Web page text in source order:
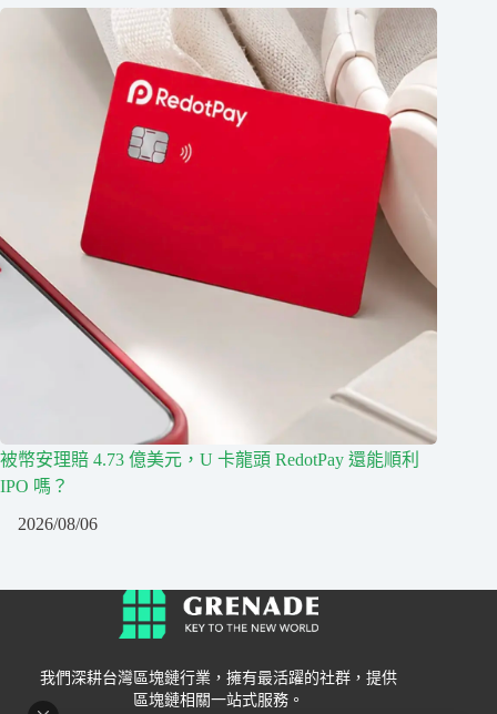
被幣安理賠 4.73 億美元，U 卡龍頭 RedotPay 還能順利
IPO 嗎？
2026/08/06
我們深耕台灣區塊鏈行業，擁有最活躍的社群，提供
區塊鏈相關一站式服務。